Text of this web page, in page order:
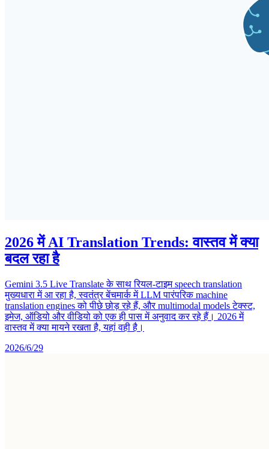
2026 में AI Translation Trends: वास्तव में क्या
बदल रहा है
Gemini 3.5 Live Translate के साथ रियल-टाइम speech translation
मुख्यधारा में आ रहा है, स्वतंत्र बेंचमार्क में LLM पारंपरिक machine
translation engines को पीछे छोड़ रहे हैं, और multimodal models टेक्स्ट,
इमेज, ऑडियो और वीडियो को एक ही पास में अनुवाद कर रहे हैं। 2026 में
वास्तव में क्या मायने रखता है, यहां वही है।
2026/6/29